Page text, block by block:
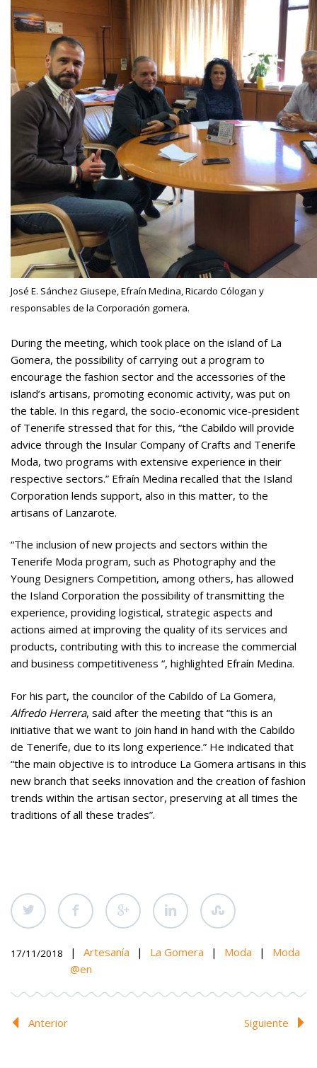
José E. Sánchez Giusepe, Efraín Medina, Ricardo Cólogan y
responsables de la Corporación gomera.
During the meeting, which took place on the island of La
Gomera, the possibility of carrying out a program to
encourage the fashion sector and the accessories of the
island’s artisans, promoting economic activity, was put on
the table. In this regard, the socio-economic vice-president
of Tenerife stressed that for this, “the Cabildo will provide
advice through the Insular Company of Crafts and Tenerife
Moda, two programs with extensive experience in their
respective sectors.” Efraín Medina recalled that the Island
Corporation lends support, also in this matter, to the
artisans of Lanzarote.
“The inclusion of new projects and sectors within the
Tenerife Moda program, such as Photography and the
Young Designers Competition, among others, has allowed
the Island Corporation the possibility of transmitting the
experience, providing logistical, strategic aspects and
actions aimed at improving the quality of its services and
products, contributing with this to increase the commercial
and business competitiveness “, highlighted Efraín Medina.
For his part, the councilor of the Cabildo of La Gomera,
Alfredo Herrera, said after the meeting that “this is an
initiative that we want to join hand in hand with the Cabildo
de Tenerife, due to its long experience.” He indicated that
“the main objective is to introduce La Gomera artisans in this
new branch that seeks innovation and the creation of fashion
trends within the artisan sector, preserving at all times the
traditions of all these trades”.
17/11/2018 | Artesanía | La Gomera | Moda |
Moda
@en
Anterior Siguiente